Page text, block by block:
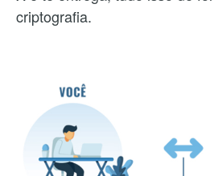
criptografia.